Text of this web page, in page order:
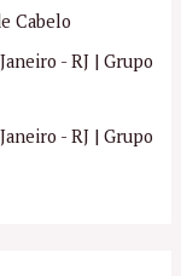
Cabelo
- RJ | Grupo
- RJ | Grupo